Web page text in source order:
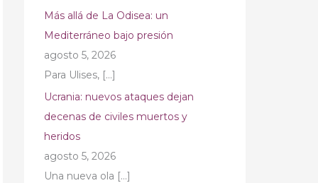
Más allá de La Odisea: un
Mediterráneo bajo presión
agosto 5, 2026
Para Ulises, […]
Ucrania: nuevos ataques dejan
decenas de civiles muertos y
heridos
agosto 5, 2026
Una nueva ola […]